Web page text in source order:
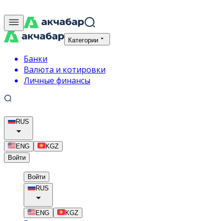
Категории
Банки
Валюта и котировки
Личные финансы
RUS
ENG
KGZ
Войти
Войти
RUS
ENG KGZ